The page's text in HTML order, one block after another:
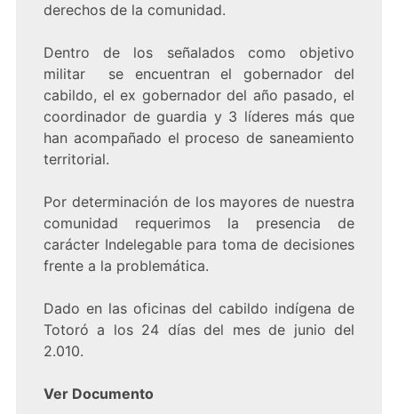
derechos de la comunidad.
Dentro de los señalados como objetivo
militar se encuentran el gobernador del
cabildo, el ex gobernador del año pasado, el
coordinador de guardia y 3 líderes más que
han acompañado el proceso de saneamiento
territorial.
Por determinación de los mayores de nuestra
comunidad requerimos la presencia de
carácter Indelegable para toma de decisiones
frente a la problemática.
Dado en las oficinas del cabildo indígena de
Totoró a los 24 días del mes de junio del
2.010.
Ver Documento